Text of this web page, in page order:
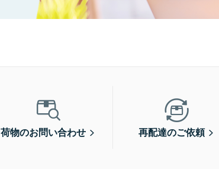
荷物のお問い合わせ 再配達のご依頼